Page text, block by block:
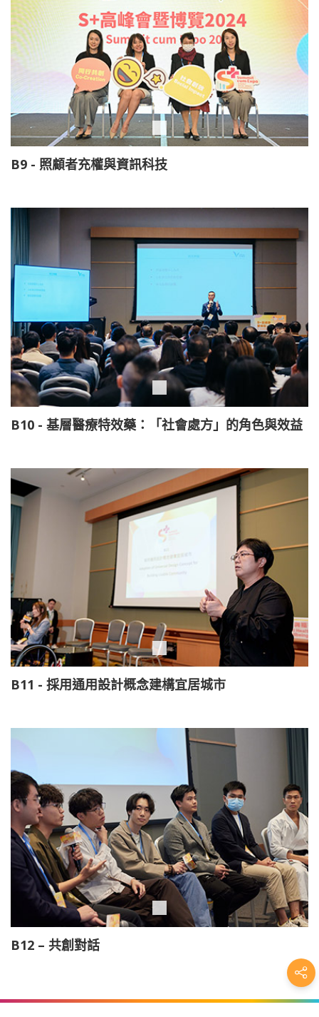
B9 - 照顧者充權與資訊科技
B10 - 基層醫療特效藥：「社會處方」的角色與效益
B11 - 採用通用設計概念建構宜居城市
B12 – 共創對話